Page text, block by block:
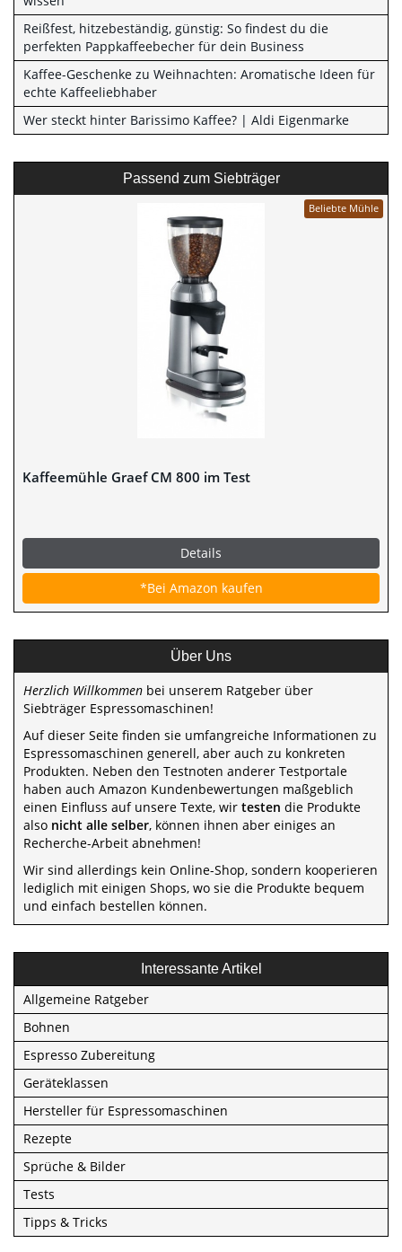
Reißfest, hitzebeständig, günstig: So findest du die
perfekten Pappkaffeebecher für dein Business
Kaffee-Geschenke zu Weihnachten: Aromatische Ideen für
echte Kaffeeliebhaber
Wer steckt hinter Barissimo Kaffee? | Aldi Eigenmarke
Passend zum Siebträger
Beliebte Mühle
Kaffeemühle Graef CM 800 im Test
Details
*Bei Amazon kaufen
Über Uns
Herzlich Willkommen bei unserem Ratgeber über
Siebträger Espressomaschinen!
Auf dieser Seite finden sie umfangreiche Informationen zu
Espressomaschinen generell, aber auch zu konkreten
Produkten. Neben den Testnoten anderer Testportale
haben auch Amazon Kundenbewertungen maßgeblich
einen Einfluss auf unsere Texte, wir testen die Produkte
also nicht alle selber, können ihnen aber einiges an
Recherche-Arbeit abnehmen!
Wir sind allerdings kein Online-Shop, sondern kooperieren
lediglich mit einigen Shops, wo sie die Produkte bequem
und einfach bestellen können.
Interessante Artikel
Allgemeine Ratgeber
Bohnen
Espresso Zubereitung
Geräteklassen
Hersteller für Espressomaschinen
Rezepte
Sprüche & Bilder
Tests
Tipps & Tricks